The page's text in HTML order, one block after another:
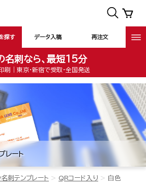
探す データ入稿 再注文
名刺なら、最短15分
刷｜東京・新宿で受取・全国発送
レート
刺テンプレート QRコード入り 白色